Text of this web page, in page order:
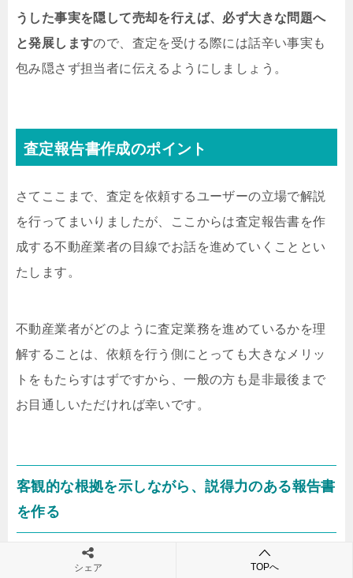
うした事実を隠して売却を行えば、必ず大きな問題へ
と発展しますので、査定を受ける際には話辛い事実も
包み隠さず担当者に伝えるようにしましょう。
査定報告書作成のポイント
さてここまで、査定を依頼するユーザーの立場で解説
を行ってまいりましたが、ここからは査定報告書を作
成する不動産業者の目線でお話を進めていくこととい
たします。
不動産業者がどのように査定業務を進めているかを理
解することは、依頼を行う側にとっても大きなメリッ
トをもたらすはずですから、一般の方も是非最後まで
お目通しいただければ幸いです。
客観的な根拠を示しながら、説得力のある報告書
を作る
不動産の営業マンにとって「相場観を養うこと」は非
シェア TOPへ